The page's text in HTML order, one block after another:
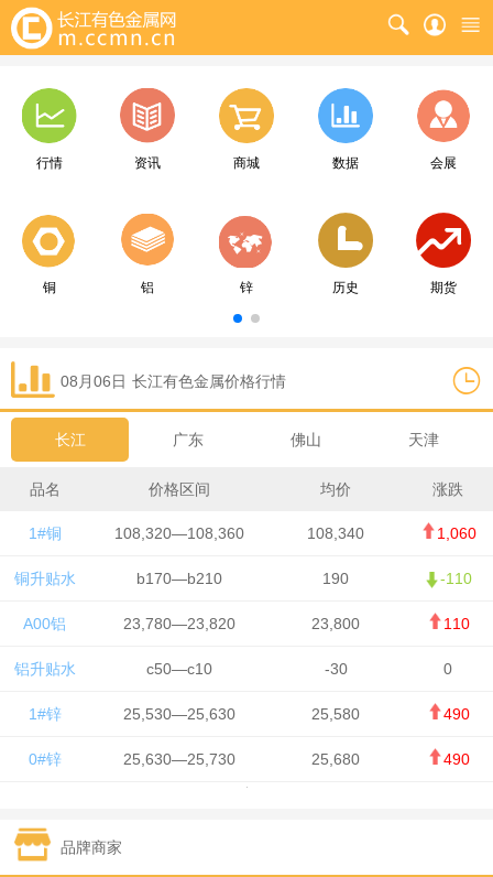
行情 资讯 商城 数据 会展
铜 铝 锌 历史 期货
08月06日 长江有色金属价格行情
长江 广东 佛山 天津
品名 价格区间 均价 涨跌
1#铜 108,320—108,360 108,340 1,060
铜升贴水 b170—b210 190 -110
A00铝 23,780—23,820 23,800 110
铝升贴水 c50—c10 -30 0
1#锌 25,530—25,630 25,580 490
0#锌 25,630—25,730 25,680 490
1#锡 434,750—436,750
品牌商家